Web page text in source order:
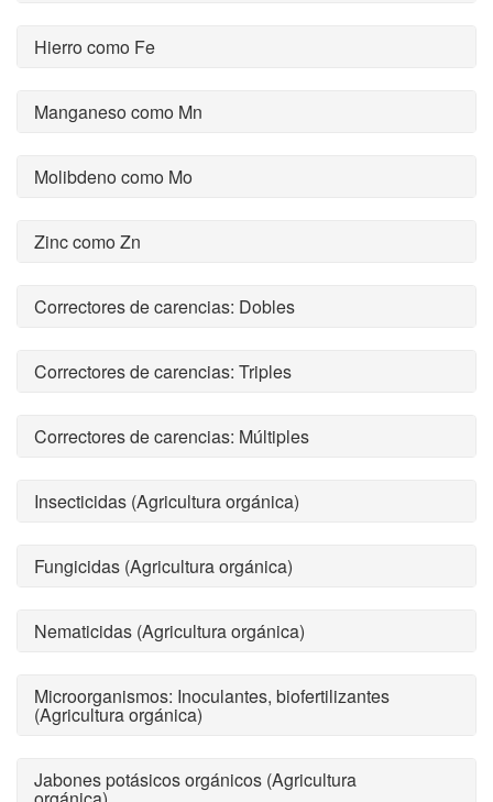
Hierro como Fe
Manganeso como Mn
Molibdeno como Mo
Zinc como Zn
Correctores de carencias: Dobles
Correctores de carencias: Triples
Correctores de carencias: Múltiples
Insecticidas (Agricultura orgánica)
Fungicidas (Agricultura orgánica)
Nematicidas (Agricultura orgánica)
Microorganismos: Inoculantes, biofertilizantes
(Agricultura orgánica)
Jabones potásicos orgánicos (Agricultura